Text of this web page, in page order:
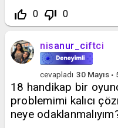
thumb_up_off_alt 0 thumb_down_off_alt 0
nisanur_ciftci
cevapladı 30 Mayıs
18 handikap bir
problemimi kalıcı
neye